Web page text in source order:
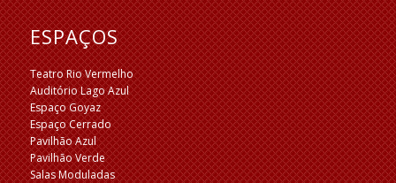
ESPAÇOS
Teatro Rio Vermelho
Auditório Lago Azul
Espaço Goyaz
Espaço Cerrado
Pavilhão Azul
Pavilhão Verde
Salas Moduladas